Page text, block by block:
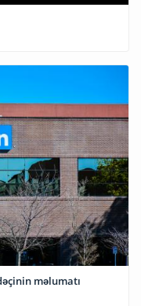
məlumatı